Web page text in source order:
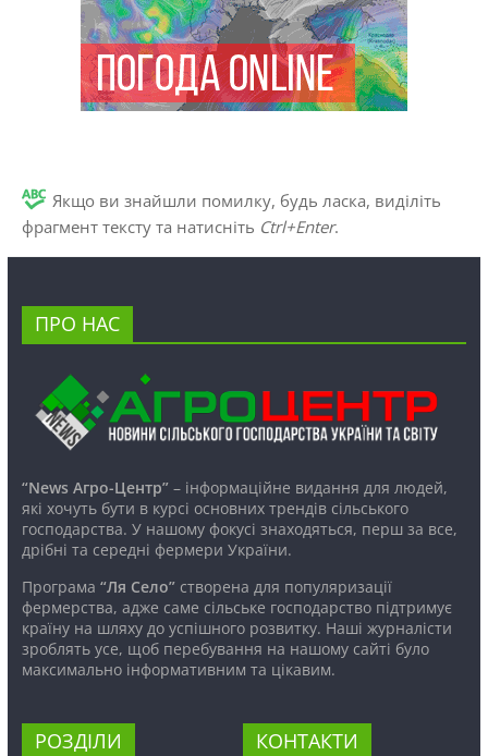
Якщо ви знайшли помилку, будь ласка, виділіть
фрагмент тексту та натисніть Ctrl+Enter.
ПРО НАС
“News Агро-Центр”– інформаційне видання для людей,
які хочуть бути в курсі основних трендів сільського
господарства. У нашому фокусі знаходяться, перш за все,
дрібні та середні фермери України.
Програма “Ля Село”створена для популяризації
фермерства, адже саме сільське господарство підтримує
країну на шляху до успішного розвитку. Наші журналісти
зроблять усе, щоб перебування на нашому сайті було
максимально інформативним та цікавим.
РОЗДІЛИ КОНТАКТИ